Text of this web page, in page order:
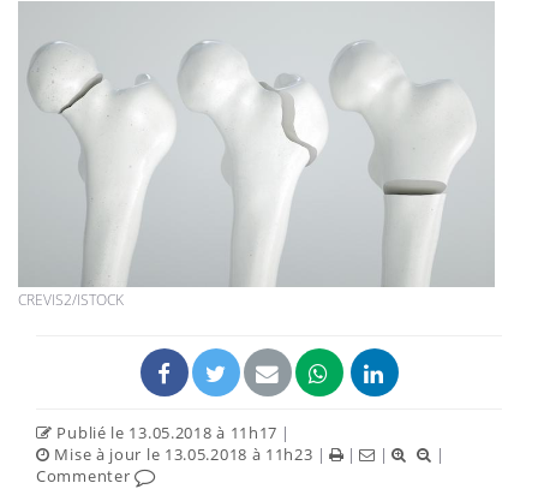
CREVIS2/ISTOCK
Publié le 13.05.2018 à 11h17 |
Mise à jour le 13.05.2018 à 11h23 | | |
|
Commenter